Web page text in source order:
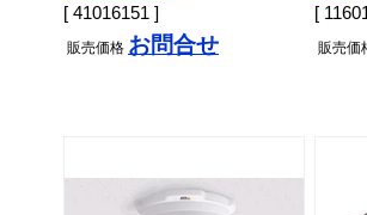
[ 41016151 ]
販売価格 お問合せ
[
販売価